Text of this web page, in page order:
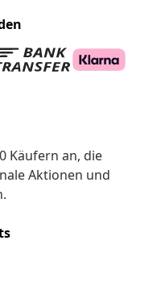
Käufern an, die
Aktionen und